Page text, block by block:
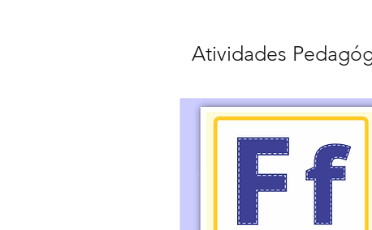
Atividades